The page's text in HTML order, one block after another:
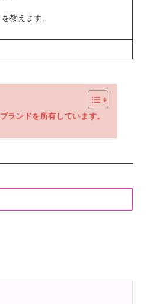
教えます。
ンドを所有しています。